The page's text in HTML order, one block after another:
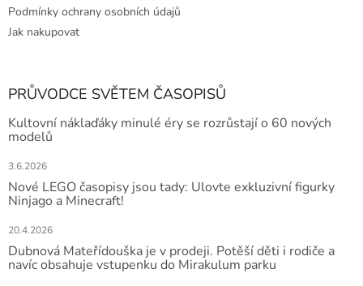
Podmínky ochrany osobních údajů
Jak nakupovat
PRŮVODCE SVĚTEM ČASOPISŮ
Kultovní náklaďáky minulé éry se rozrůstají o 60 nových
modelů
3.6.2026
Nové LEGO časopisy jsou tady: Ulovte exkluzivní figurky
Ninjago a Minecraft!
20.4.2026
Dubnová Mateřídouška je v prodeji. Potěší děti i rodiče a
navíc obsahuje vstupenku do Mirakulum parku